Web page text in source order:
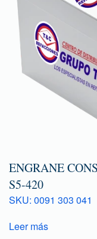
ENGRANE
S5-420
SKU: 0091 303 041
Leer más